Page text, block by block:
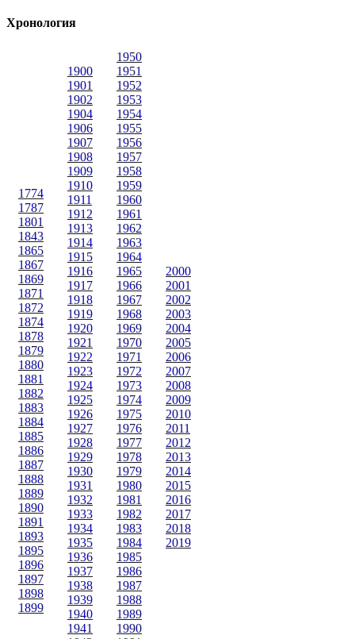
Хронология
1774
1787
1801
1843
1865
1867
1869
1871
1872
1874
1878
1879
1880
1881
1882
1883
1884
1885
1886
1887
1888
1889
1890
1891
1893
1895
1896
1897
1898
1899
1900
1901
1902
1904
1906
1907
1908
1909
1910
1911
1912
1913
1914
1915
1916
1917
1918
1919
1920
1921
1922
1923
1924
1925
1926
1927
1928
1929
1930
1931
1932
1933
1934
1935
1936
1937
1938
1939
1940
1941
1950
1951
1952
1953
1954
1955
1956
1957
1958
1959
1960
1961
1962
1963
1964
1965
1966
1967
1968
1969
1970
1971
1972
1973
1974
1975
1976
1977
1978
1979
1980
1981
1982
1983
1984
1985
1986
1987
1988
1989
1990
2000
2001
2002
2003
2004
2005
2006
2007
2008
2009
2010
2011
2012
2013
2014
2015
2016
2017
2018
2019